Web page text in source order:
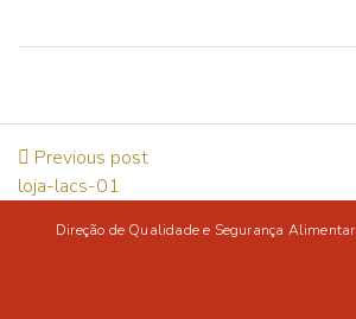
Previous post
loja-lacs-01
Direção de Qualidade e Segurança Alimentar